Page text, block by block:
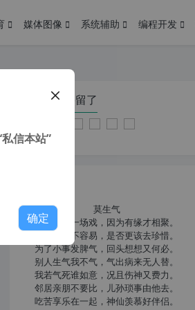
媒体图像 系统辅助 编程开发
您在本页停留了
莫生气
人生就像一场戏，因为有缘才相聚。
相扶到老不容易，是否更该去珍惜。
为了小事发脾气，回头想想又何必。
别人生气我不气，气出病来无人替。
我若气死谁如意，况且伤神又费力。
邻居亲朋不要比，儿孙琐事由他去。
吃苦享乐在一起，神仙羡慕好伴侣。
信本站”
确定